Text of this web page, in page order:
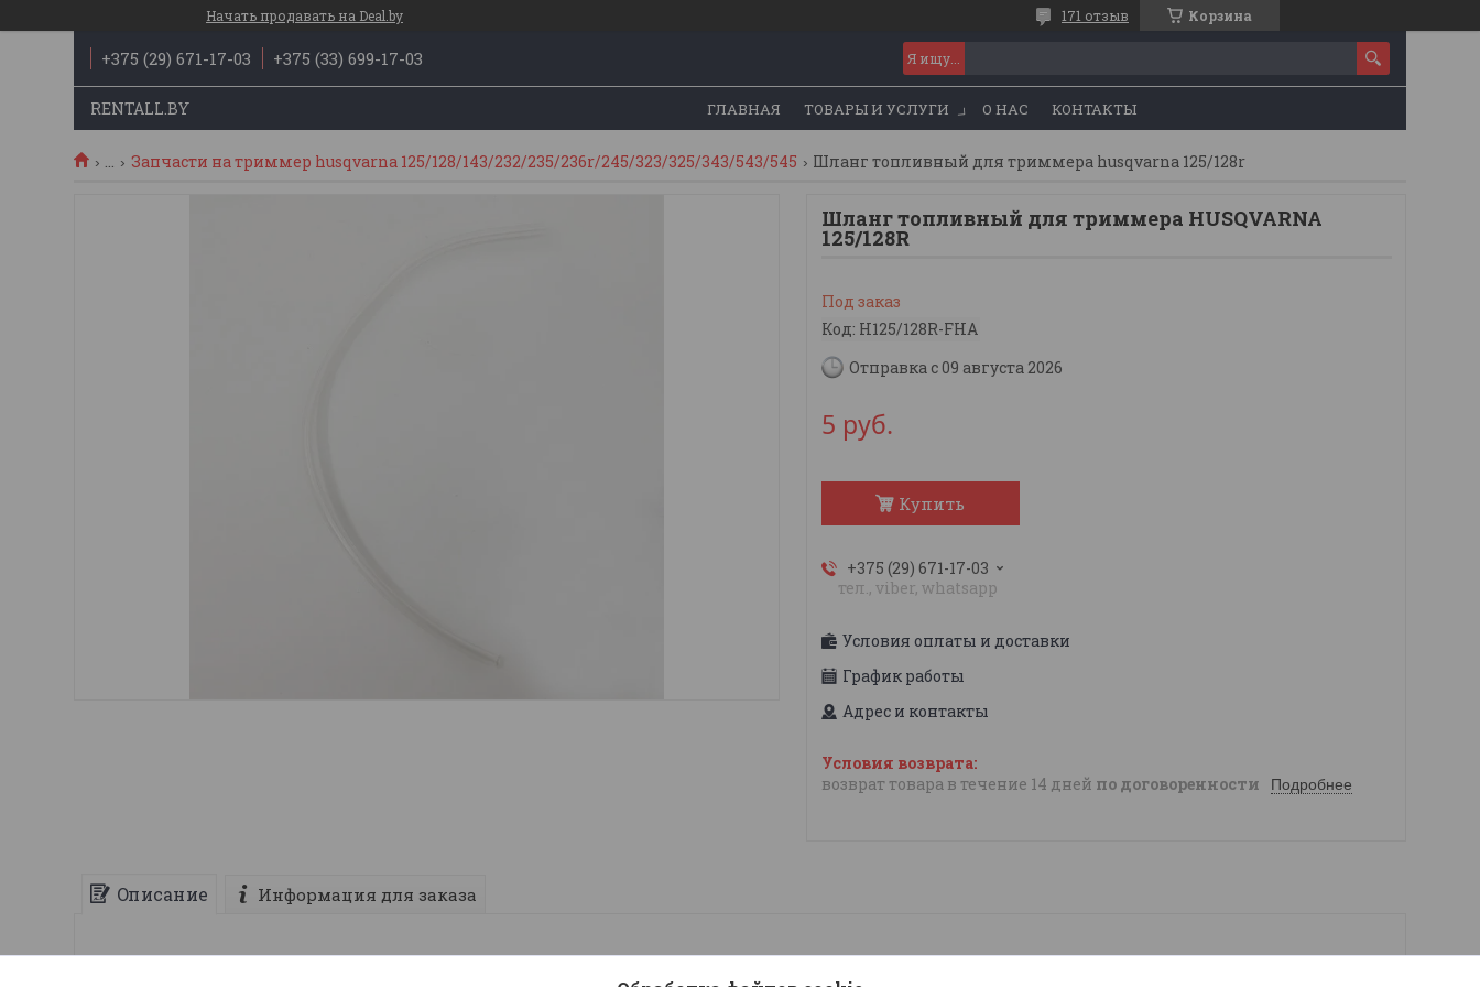
Начать продавать на Deal.by Корзина
171 отзыв
+375 (29) 671-17-03 +375 (33) 699-17-03
RENTALL.BY ГЛАВНАЯ ТОВАРЫ И УСЛУГИ О НАС КОНТАКТЫ
... Запчасти на триммер husqvarna 125/128/143/232/235/236r/245/323/325/343/543/545 Шланг топливный для триммера husqvarna 125/128r
Шланг топливный для триммера HUSQVARNA
125/128R
Под заказ
Код: H125/128R-FHA
Отправка с 09 августа 2026
5 руб.
Купить
+375 (29) 671-17-03
тел., viber, whatsapp
Условия оплаты и доставки
График работы
Адрес и контакты
возврат товара в течение 14 дней по договоренности Подробнее
Описание Информация для заказа